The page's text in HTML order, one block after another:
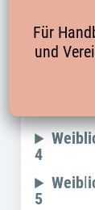
1
Wei
Weib
4
Weibl
5
Für
und